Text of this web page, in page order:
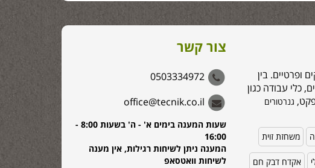
צור קשר
0503334972
office@tecnik.co.il
שעות המענה בימים א' - ה' בשעות 8:00 -
16:00
המענה ניתן לשיחות רגילות, אין מענה
לשיחות וואטסאפ
ופרטיים. בין
כלי עבודה כגון
גנרטורים
משחזת זוית
אקדח דבק חם